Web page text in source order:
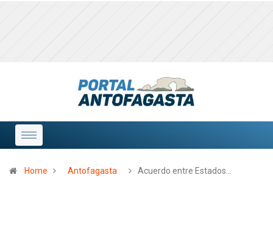
Home Antofagasta Acuerdo entre Estados…